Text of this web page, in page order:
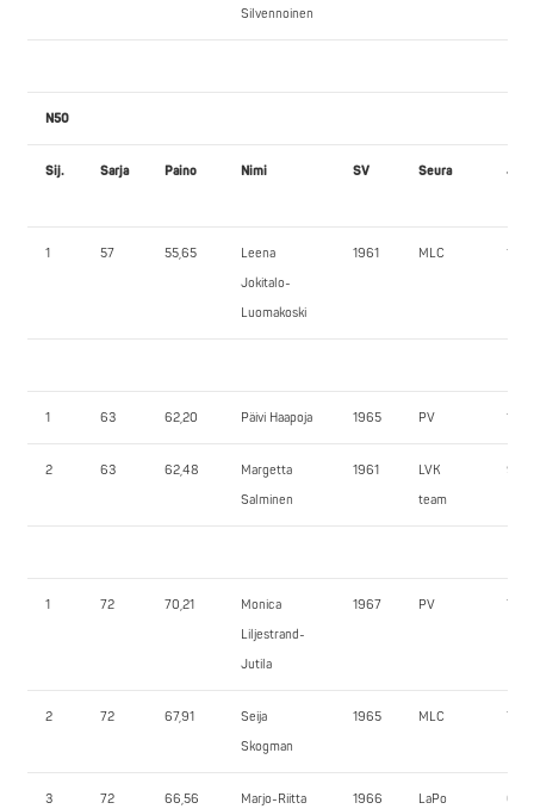
Silvennoinen
N50
Sij. Sarja Paino Nimi SV Seura JK1
1 57 55,65
Leena
Jokitalo-
Luomakoski
1961 MLC
1 63 62,20 Päivi Haapoja 1965 PV 107,5
2 63 62,48
Margetta
Salminen
1961
LVK
team
90,0
1 72 70,21
Monica
Liljestrand-
Jutila
1967 PV 75,0
2 72 67,91
Seija
Skogman
1965 MLC 72,5
3 72 66,56
Marjo-Riitta
1966 LaPo 67,5